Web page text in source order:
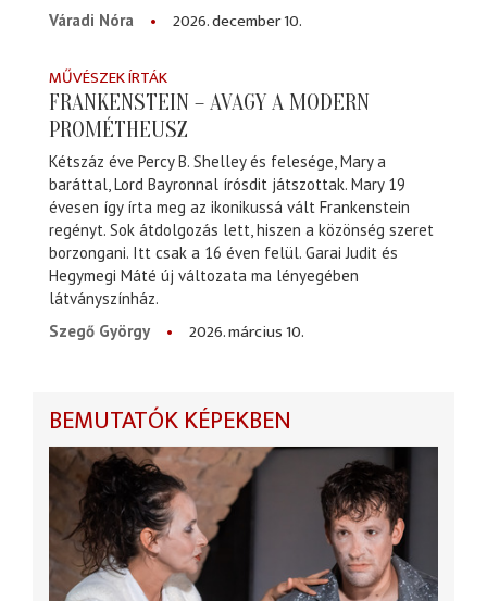
Váradi Nóra
2026. december 10.
MŰVÉSZEK ÍRTÁK
FRANKENSTEIN – AVAGY A MODERN
PROMÉTHEUSZ
Kétszáz éve Percy B. Shelley és felesége, Mary a
baráttal, Lord Bayronnal írósdit játszottak. Mary 19
évesen így írta meg az ikonikussá vált Frankenstein
regényt. Sok átdolgozás lett, hiszen a közönség szeret
borzongani. Itt csak a 16 éven felül. Garai Judit és
Hegymegi Máté új változata ma lényegében
látványszínház.
Szegő György
2026. március 10.
BEMUTATÓK KÉPEKBEN